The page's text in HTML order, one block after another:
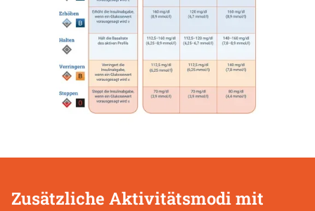
Zusätzliche Aktivitätsmodi mit